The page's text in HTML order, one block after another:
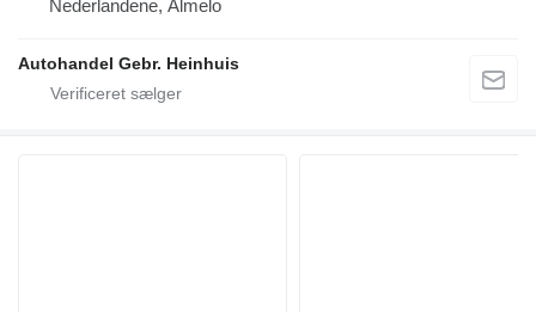
Nederlandene, Almelo
Autohandel Gebr. Heinhuis